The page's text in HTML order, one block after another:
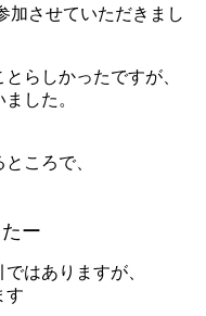
加させていただきまし
らしかったですが、
した。
ころで、
ー
はありますが、
す